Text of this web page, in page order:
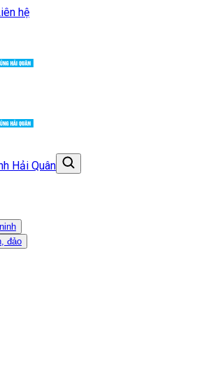
hệ
Hải Quân
đảo